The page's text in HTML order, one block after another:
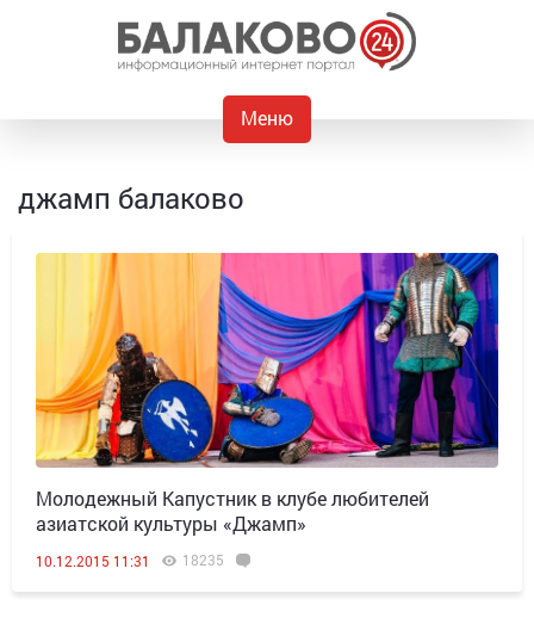
Меню
джамп балаково
Молодежный Капустник в клубе любителей
азиатской культуры «Джамп»
10.12.2015 11:31 18235